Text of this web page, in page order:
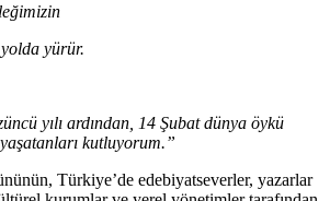
yürür.
yılı ardından, 14 Şubat dünya öykü
kutluyorum.”
Türkiye’de edebiyatseverler, yazarlar